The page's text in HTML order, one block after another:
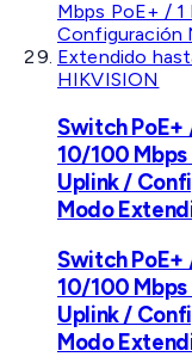
HIKVISION
Switch
10/100
Uplink /
Modo
Switch
10/100
Uplink /
Modo